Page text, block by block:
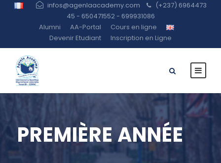
infos@agenlaacademy.com
(+237) 6964473
45 - 650471552 - 699931086
Alumni
AA-Portal
Cours en ligne
Devenir Etudiant
Inscription en Ligne
PREMIÈRE ANNÉE